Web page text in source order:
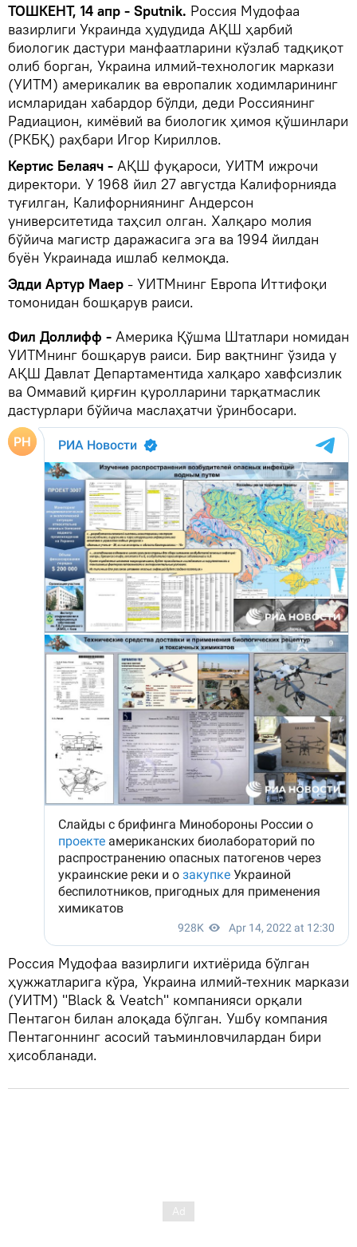
ТОШКЕНТ, 14 апр - Sputnik. Россия Мудофаа
вазирлиги Украинда ҳудудида АҚШ ҳарбий
биологик дастури манфаатларини кўзлаб тадқиқот
олиб борган, Украина илмий-технологик маркази
(УИТМ) америкалик ва европалик ходимларининг
исмларидан хабардор бўлди, деди Россиянинг
Радиацион, кимёвий ва биологик ҳимоя қўшинлари
(РКБҚ) раҳбари Игор Кириллов.
Кертис Белаяч - АҚШ фуқароси, УИТМ ижрочи
директори. У 1968 йил 27 августда Калифорнияда
туғилган, Калифорниянинг Андерсон
университетида таҳсил олган. Халқаро молия
бўйича магистр даражасига эга ва 1994 йилдан
буён Украинада ишлаб келмоқда.
Эдди Артур Маер - УИТМнинг Европа Иттифоқи
томонидан бошқарув раиси.
Фил Доллифф - Америка Қўшма Штатлари номидан
УИТМнинг бошқарув раиси. Бир вақтнинг ўзида у
АҚШ Давлат Департаментида халқаро хавфсизлик
ва Оммавий қирғин қуролларини тарқатмаслик
дастурлари бўйича маслаҳатчи ўринбосари.
Россия Мудофаа вазирлиги ихтиёрида бўлган
ҳужжатларига кўра, Украина илмий-техник маркази
(УИТМ) "Black & Veatch" компанияси орқали
Пентагон билан алоқада бўлган. Ушбу компания
Пентагоннинг асосий таъминловчилардан бири
ҳисобланади.